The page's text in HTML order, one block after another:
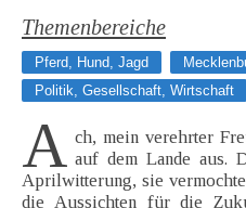
Themenbereiche
Pferd, Hund, Jagd
Politik, Gesellschaft, Wirtschaft
A ch, mein verehrter
auf dem Lande aus.
Aprilwitterung, sie
die Aussichten für die